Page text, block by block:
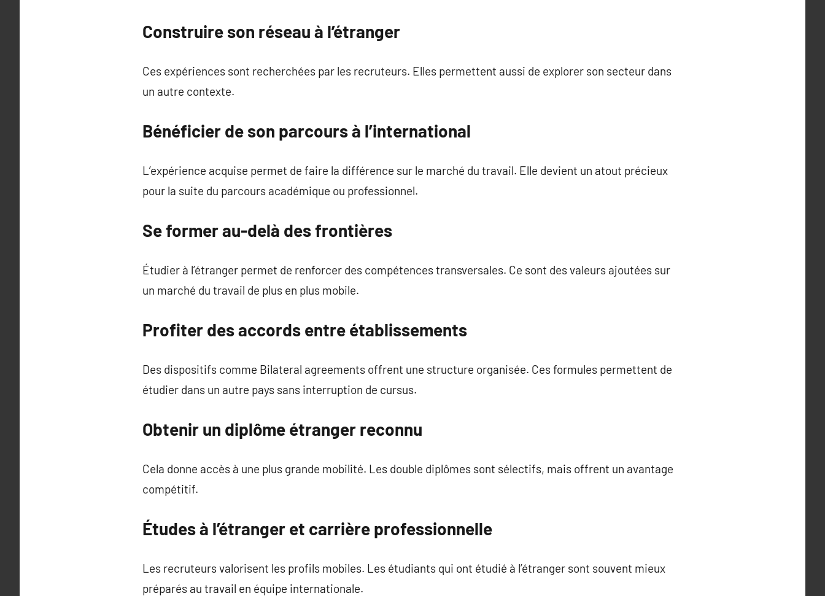
Construire son réseau à l’étranger
Ces expériences sont recherchées par les recruteurs. Elles permettent aussi de explorer son secteur dans
un autre contexte.
Bénéficier de son parcours à l’international
L’expérience acquise permet de faire la différence sur le marché du travail. Elle devient un atout précieux
pour la suite du parcours académique ou professionnel.
Se former au-delà des frontières
Étudier à l’étranger permet de renforcer des compétences transversales. Ce sont des valeurs ajoutées sur
un marché du travail de plus en plus mobile.
Profiter des accords entre établissements
Des dispositifs comme Bilateral agreements offrent une structure organisée. Ces formules permettent de
étudier dans un autre pays sans interruption de cursus.
Obtenir un diplôme étranger reconnu
Cela donne accès à une plus grande mobilité. Les double diplômes sont sélectifs, mais offrent un avantage
compétitif.
Études à l’étranger et carrière professionnelle
Les recruteurs valorisent les profils mobiles. Les étudiants qui ont étudié à l’étranger sont souvent mieux
préparés au travail en équipe internationale.